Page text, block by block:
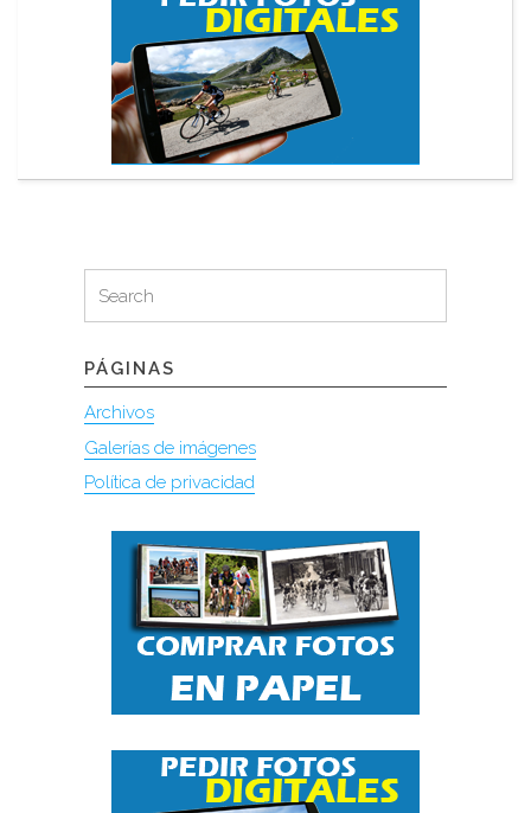
for:
Search
PÁGINAS
Archivos
Galerías de imágenes
Política de privacidad